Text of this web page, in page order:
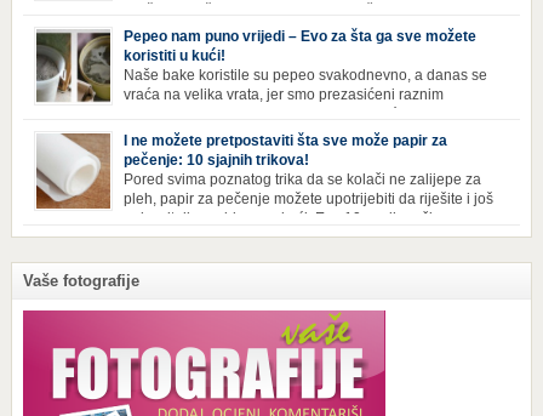
brže troše, a terasa poprimi ruiniran izgled. Ovaj muškarac je promijenio
sve, kada je renovirao terasu i sebi stvorio zaista rajski kutak. Uživajte i
vi u […]
Pepeo nam puno vrijedi – Evo za šta ga sve možete
koristiti u kući!
Naše bake koristile su pepeo svakodnevno, a danas se
vraća na velika vrata, jer smo prezasićeni raznim
Izbjeljivač bez premca Čak i kada se pere najboljim deterdžentima, uz
dodatak izbjeljivača, rublje ne dobija blistavu bjelinu. Možda niste znali
da je cijeđ drvenog pepela fenomenalno sredstvo za pranje bijelog […]
I ne možete pretpostaviti šta sve može papir za
pečenje: 10 sjajnih trikova!
Pored svima poznatog trika da se kolači ne zalijepe za
pleh, papir za pečenje možete upotrijebiti da riješite i još
neke sitnije probleme u kući. Evo 10 novih načina za
upotrebu papira za pečenje koji će vam učiniti život lakšim i eliminisati
Papirom […]
Vaše fotografije